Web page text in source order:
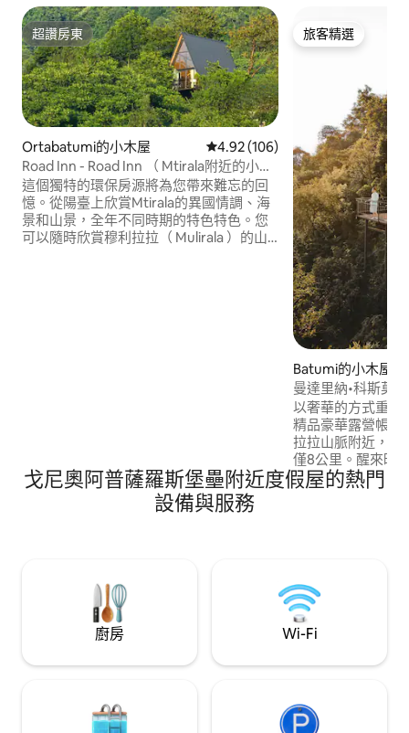
超讚房東
超讚房東
Ortabatumi的小木屋 從 106 則評價中獲得 4.92 的平均
4.92 (106)
Road Inn - Road Inn （ Mtirala附近的小木
屋）
這個獨特的環保房源將為您帶來難忘的回
憶。從陽臺上欣賞Mtirala的異國情調、海
景和山景，全年不同時期的特色特色。您
可以隨時欣賞穆利拉拉（ Mulirala ）的山
旅客精選
旅客精選
Batumi的小木屋
曼達里納•科斯莫
以奢華的方式重新與
精品豪華露營帳篷
拉拉山脈附近，距
僅8公里。醒來時
雄偉的山脈、波光
的 200 年希臘教
戈尼奧阿普薩羅斯堡壘附近度假屋的熱門
設備與服務
廚房 Wi-Fi